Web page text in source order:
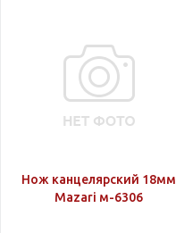
Нож канцелярский 18мм
Mazari м-6306